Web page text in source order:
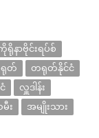
ရိုနာဗိုင်းရပ်စ်
တ်
တရုတ်နိုင်ငံ
လှူဒါန်း
း အမျိုးသား